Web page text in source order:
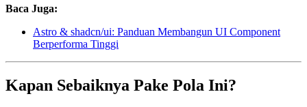
Baca Juga:
Astro & shadcn/ui: Panduan Membangun UI Component
Berperforma Tinggi
Kapan Sebaiknya Pake Pola Ini?